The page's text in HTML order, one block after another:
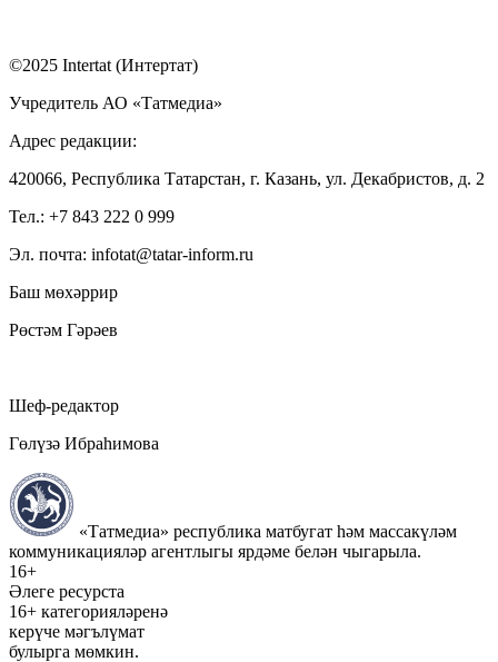
©2025 Intertat (Интертат)
Учредитель АО «Татмедиа»
Адрес редакции:
420066, Республика Татарстан, г. Казань, ул. Декабристов, д. 2
Тел.: +7 843 222 0 999
Эл. почта: infotat@tatar-inform.ru
Баш мөхәррир
Рөстәм Гәрәев
Шеф-редактор
Гөлүзә Ибраһимова
«Татмедиа» республика матбугат һәм массакүләм
коммуникацияләр агентлыгы ярдәме белән чыгарыла.
16+
Әлеге ресурста
16+ категорияләренә
керүче мәгълүмат
булырга мөмкин.